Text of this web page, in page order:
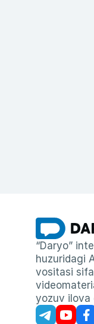
“Daryo”
huzuridagi
vositasi
yozuv ilova